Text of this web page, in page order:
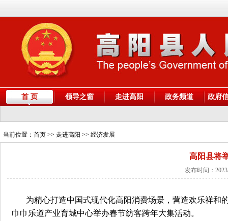
首 页 领导之窗 走进高阳 政务频道 政府
当前位置： 首页 >> 走进高阳 >> 经济发展
高阳县将
发布时间：
为精心打造中国式现代化高阳消费场景，营造欢乐祥
巾巾乐道产业育城中心举办春节纺客跨年大集活动。